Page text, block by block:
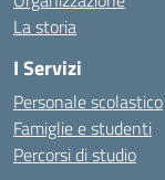
La storia
I Servizi
Personale scolastico
Famiglie e studenti
Percorsi di studio